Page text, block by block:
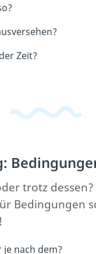
Zeit?
trotz dessen?
Bedingungen
nach dem?